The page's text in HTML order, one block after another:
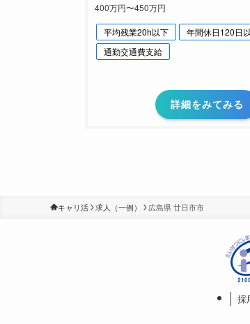
400万円〜450万円
平均残業20h以下
年間休日120日
通勤交通費支給
詳細をみてみる
キャリ活 求人（一例） 広島県 廿日市市
採